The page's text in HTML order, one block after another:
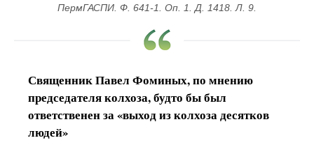
ПермГАСПИ. Ф. 641-1. Оп. 1. Д. 1418. Л. 9.
Священник Павел Фоминых, по мнению
председателя колхоза, будто бы был
ответственен за «выход из колхоза десятков
людей»